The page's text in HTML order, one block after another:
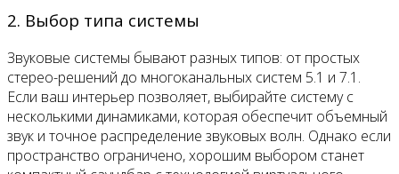
2. Выбор типа системы
Звуковые системы бывают разных типов: от простых
стерео-решений до многоканальных систем 5.1 и 7.1.
Если ваш интерьер позволяет, выбирайте систему с
несколькими динамиками, которая обеспечит объемный
звук и точное распределение звуковых волн. Однако если
пространство ограничено, хорошим выбором станет